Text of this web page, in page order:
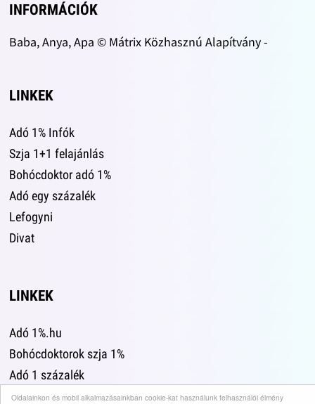
Oldalainkon és mobil alkalmazásainkban cookie-kat használunk felhasználói élmény
INFORMÁCIÓK
Baba, Anya, Apa © Mátrix Közhasznú Alapítvány -
LINKEK
Adó 1% Infók
Szja 1+1 felajánlás
Bohócdoktor adó 1%
Adó egy százalék
Lefogyni
Divat
LINKEK
Adó 1%.hu
Bohócdoktorok szja 1%
Adó 1 százalék
Leszokni